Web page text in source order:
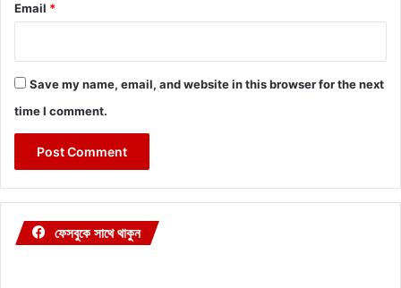
Email *
Save my name, email, and website in this browser for the next
time I comment.
ফেসবুকে সাথে থাকুন